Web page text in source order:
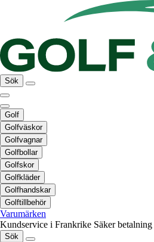
Sök
Golf
Golfväskor
Golfvagnar
Golfbollar
Golfskor
Golfkläder
Golfhandskar
Golftillbehör
Varumärken
Kundservice i Frankrike Säker betalning
Sök